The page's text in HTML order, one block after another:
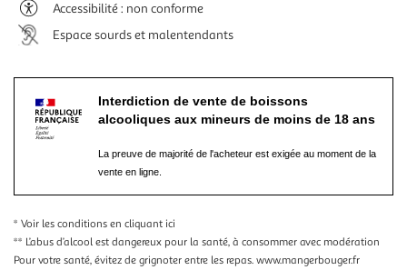
Accessibilité : non conforme
Espace sourds et malentendants
Interdiction de vente de boissons
alcooliques aux mineurs de moins de 18 ans
La preuve de majorité de l'acheteur est exigée au moment de la
vente en ligne.
* Voir les conditions en cliquant ici
** L’abus d’alcool est dangereux pour la santé, à consommer avec modération
Pour votre santé, évitez de grignoter entre les repas. www.mangerbouger.fr